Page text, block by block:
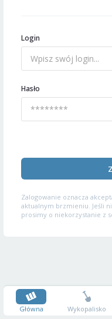
Login
Hasło
Zalogowanie oznacza
aktualnym brzmieniu. Jeśli
prosimy o niekorzystanie z
Główna Wykopalisko